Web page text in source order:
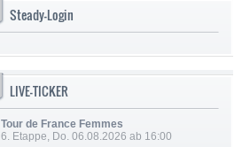
Steady-Login
LIVE-TICKER
Tour de France Femmes
6. Etappe, Do. 06.08.2026 ab 16:00